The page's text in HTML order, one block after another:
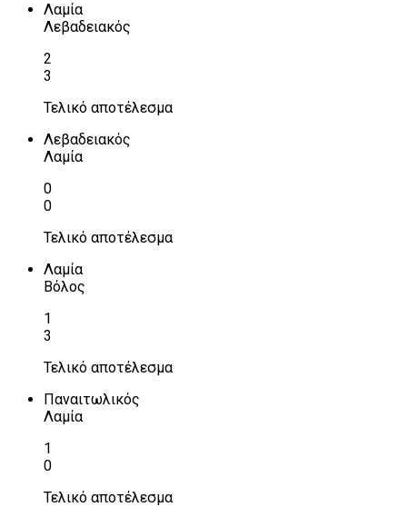
Λαμία
Λεβαδειακός
2
3
Τελικό αποτέλεσμα
Λεβαδειακός
Λαμία
0
0
Τελικό αποτέλεσμα
Λαμία
Βόλος
1
3
Τελικό αποτέλεσμα
Παναιτωλικός
Λαμία
1
0
Τελικό αποτέλεσμα